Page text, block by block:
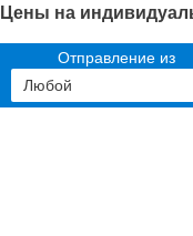
Цены на
Отправление из